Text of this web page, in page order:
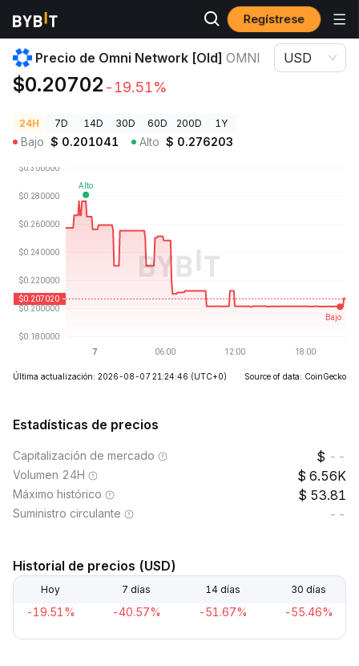
Regístrese
Precios de Criptomonedas Precio de Omni Network [Old] OMNI
Precio de Omni Network [Old] OMNI
$0.20702 -19.51%
USD
24H 7D 14D 30D 60D 200D 1Y
Bajo $ 0.201041 Alto $ 0.276203
Última actualización: 2026-08-07 21:24:46 (UTC+0) Source of data: CoinGecko
Estadísticas de precios
Capitalización de mercado --
Volumen 24H 6.56K
Máximo histórico 53.81
Suministro circulante --
Historial de precios (USD)
Hoy 7 días 14 días 30 días
-19.51% -40.57% -51.67% -55.46%